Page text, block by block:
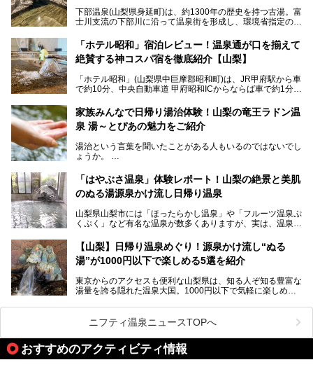
下部温泉(山梨県身延町)は、約1300年の歴史を持つ古湯。富
士川支流の下部川に沿って温泉街を形成し、環境省指定の国
中でも「古湯坊 源泉舘」は、戦国時代に武田信玄公も療養
したと伝えられる名湯の宿。最大の特徴は、令和の現代にお
いても混浴文化が守られ、老若男女の分け隔て一切無く温泉
向にありますが、「古湯坊 源泉舘」では本来あるべき混浴
の姿が保たれている点に注目すべきでしょう。
今回は足元湧出の混浴温泉である「かくし湯大岩風呂」をは
じめ、湯治棟である「別館神泉」を中心に「古湯坊 源泉
舘」の全貌を徹底紹介します。
「ホテル昭和」宿泊レビュー！温泉通が口を揃えて
絶賛する神コスパ宿を徹底紹介【山梨】
「ホテル昭和」(山梨県中巨摩郡昭和町)は、JR甲府駅から車
で約10分、中央自動車道 甲府昭和ICからならば車で約1分の
から、一人泊でも6,000円台から宿泊可能です。
しかし、最大の魅力は“温泉そのもの”でしょう。自家源泉を
統の単純温泉は、入浴すると実にサッパリ爽快。日帰り入浴
不可なこともあり、全国の温泉ファンがこの温泉を求めて
では循環濾過の沸かし湯が一般的ですが、ここは本物の極上
温泉。まさに価格破壊と言えるクオリティです。
室や無料朝食などをご紹介。温泉通が口を揃えて絶賛する神
コスパ宿の全貌を徹底解説します！
家族みんなで日帰り湯治体験！山梨の竜王ラドン温
泉 湯～とぴあの魅力をご紹介
湯治という言葉を聞いたことがある人もいるのではないでし
ょうか。
なかなか体験できない、湯治体験が日帰りでできる温浴施設
が山梨にあります。
ぴあ」の魅力をご紹介します。
提供元：株式会社湯ーとぴあ【PR】
この記事は株式会社湯ーとぴあのPRレポート記事です。
「はやぶさ温泉」体験レポート！山梨の絶景と美肌
のぬる湯源泉かけ流し日帰り温泉
山梨県山梨市には「ほったらかし温泉」や「フルーツ温泉ぷ
くぷく」など有名な温泉が数多くありますが、実は、温泉マ
です。今回紹介する「はやぶさ温泉」も、そのひとつ。温泉
はもちろん、絶景や地元食材を活かしたグルメも堪能できま
す。
します。
【山梨】日帰り温泉めぐり！源泉かけ流し“ぬる
湯”が1000円以下で楽しめる5選を紹介
東京からのアクセスも便利な山梨県は、知る人ぞ知る豊富な
湯量を誇る隠れた温泉大国。1000円以下で気軽に楽しめ
も、これからの季節に嬉しい、じんわりと体の芯まで温ま
る“ぬる湯”が豊富なのも魅力。今回は、湯質も抜群で心ゆく
までリラックスできる山梨のお得な日帰り温泉を、実際体験
した感想と共に紹介します。
※ぬる湯とは35℃～39℃程度の体温に近いぬるめ温泉のこ
ニフティ温泉ニュースTOPへ
おすすめのアクティビティ情報